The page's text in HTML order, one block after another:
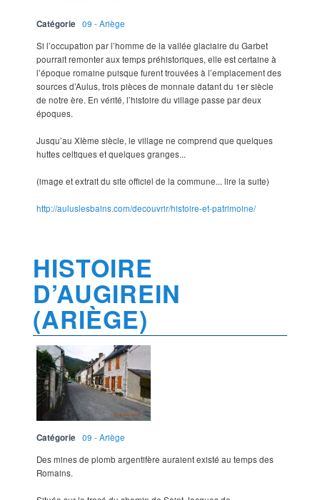
Catégorie
09 - Ariège
Si l’occupation par l’homme de la vallée glaciaire du Garbet
pourrait remonter aux temps préhistoriques, elle est certaine à
l’époque romaine puisque furent trouvées à l’emplacement des
sources d’Aulus, trois pièces de monnaie datant du 1er siècle
de notre ère. En vérité, l’histoire du village passe par deux
époques.
Jusqu’au XIème siècle, le village ne comprend que quelques
huttes celtiques et quelques granges...
(image et extrait du site officiel de la commune... lire la suite)
http://auluslesbains.com/decouvrir/histoire-et-patrimoine/
HISTOIRE
D’AUGIREIN
(ARIÈGE)
Catégorie
09 - Ariège
Des mines de plomb argentifère auraient existé au temps des
Romains.